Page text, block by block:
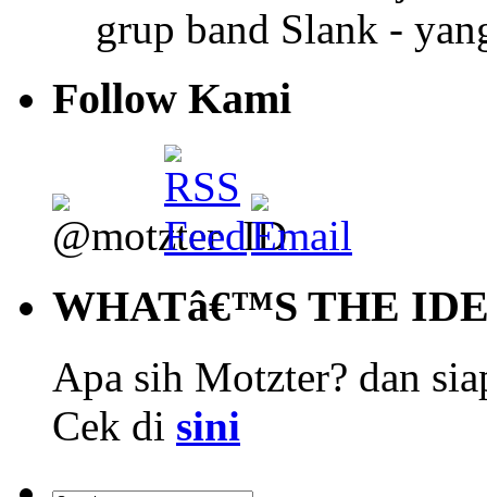
grup band Slank -
Follow Kami
WHATâ€™S THE
Apa sih Motzter? dan
Cek di sini